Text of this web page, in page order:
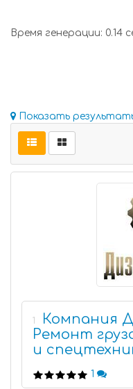
Время генерации: 0.14
Показать
1
Компания
Ремонт
и
1